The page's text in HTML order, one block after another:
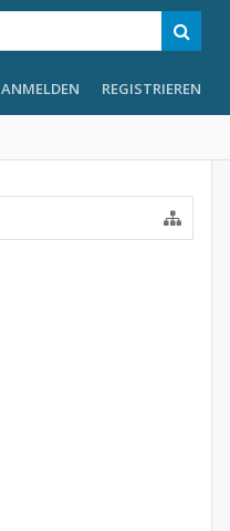
ANMELDEN REGISTRIEREN